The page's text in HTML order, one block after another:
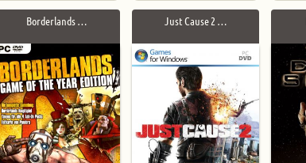
Borderlands … Just Cause 2 …